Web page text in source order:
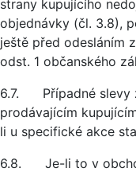
strany kupujícího
objednávky (čl. 3.8),
ještě před odesláním
odst. 1 občanského
6.7. Případné slevy
prodávajícím
li u specifické akce
6.8. Je-li to v